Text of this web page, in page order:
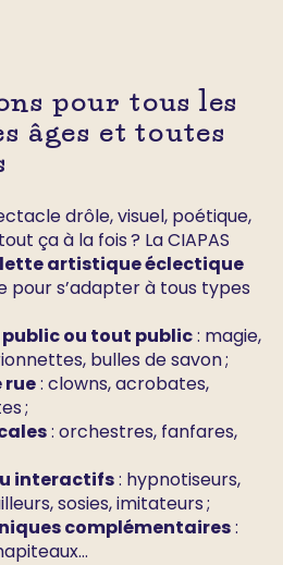
pour tous les
âges et toutes
drôle, visuel, poétique,
ça à la fois ? La CIAPAS
artistique éclectique
pour s’adapter à tous types
ou tout public: magie,
bulles de savon ;
rue: clowns, acrobates,
;
: orchestres, fanfares,
interactifs: hypnotiseurs,
sosies, imitateurs ;
complémentaires: